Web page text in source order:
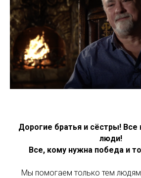
Дорогие братья и сёстры!
люди!
Все, кому нужна победа и
Мы помогаем только тем